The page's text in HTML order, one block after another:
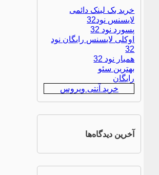
خرید بک لینک دائمی
لایسنس نود32
پسورد نود 32
اوکلی لایسنس رایگان نود
32
همیار نود 32
بهترین سئو
رایگان
خرید آنتی ویروس
آخرین دیدگاه‌ها